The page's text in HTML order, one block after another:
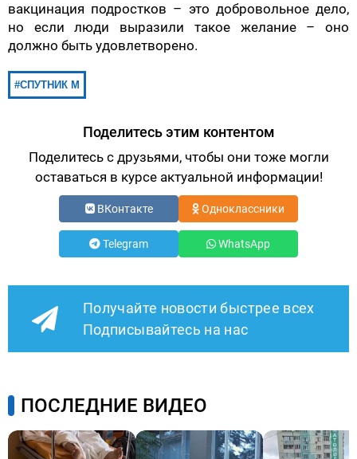
вакцинация подростков – это добровольное дело,
но если люди выразили такое желание – оно
должно быть удовлетворено.
СПУТНИК М
Поделитесь этим контентом
Поделитесь с друзьями, чтобы они тоже могли
оставаться в курсе актуальной информации!
ВКонтакте Одноклассники
Telegram WhatsApp
Получайте новости быстрее всех
Подписывайтесь на нас
ПОСЛЕДНИЕ ВИДЕО